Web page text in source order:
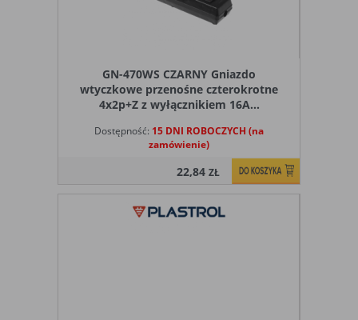
GN-470WS CZARNY Gniazdo
wtyczkowe przenośne czterokrotne
4x2p+Z z wyłącznikiem 16A...
Dostępność: 15 DNI ROBOCZYCH (na
zamówienie)
22,84ZŁ